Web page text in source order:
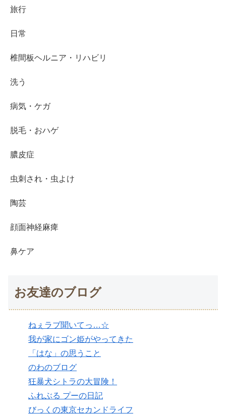
旅行
日常
椎間板ヘルニア・リハビリ
洗う
病気・ケガ
脱毛・おハゲ
膿皮症
虫刺され・虫よけ
陶芸
顔面神経麻痺
鼻ケア
お友達のブログ
ねぇラブ聞いてっ…☆
我が家にゴン姫がやってきた
「はな」の思うこと
のわのブログ
狂暴犬シトラの大冒険！
ふれぶる プーの日記
びっくの東京セカンドライフ